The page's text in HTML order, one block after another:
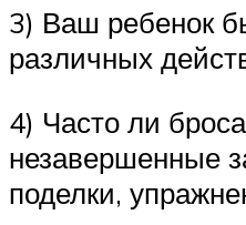
3) Ваш ребенок
различных
4) Часто ли
незавершенные
поделки,